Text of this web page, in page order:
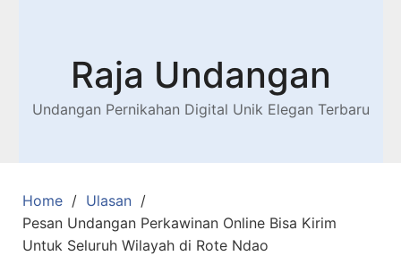
Raja Undangan
Undangan Pernikahan Digital Unik Elegan Terbaru
Home
Ulasan
Pesan Undangan Perkawinan Online Bisa Kirim
Untuk Seluruh Wilayah di Rote Ndao